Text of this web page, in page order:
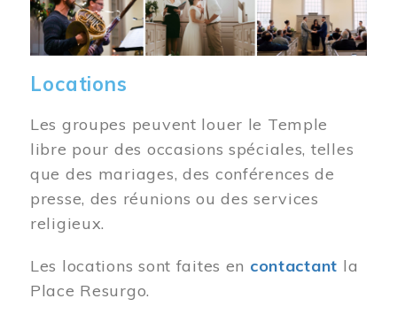
Locations
Les groupes peuvent louer le Temple
libre pour des occasions spéciales, telles
que des mariages, des conférences de
presse, des réunions ou des services
religieux.
Les locations sont faites en contactant la
Place Resurgo.